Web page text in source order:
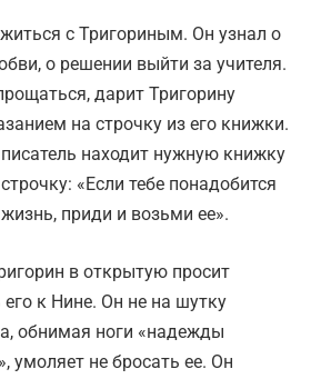
с Тригориным. Он узнал о
о решении выйти за учителя.
дарит Тригорину
на строчку из его книжки.
находит нужную книжку
«Если тебе понадобится
приди и возьми ее».
в открытую просит
его к Нине. Он не на шутку
обнимая ноги «надежды
умоляет не бросать ее. Он